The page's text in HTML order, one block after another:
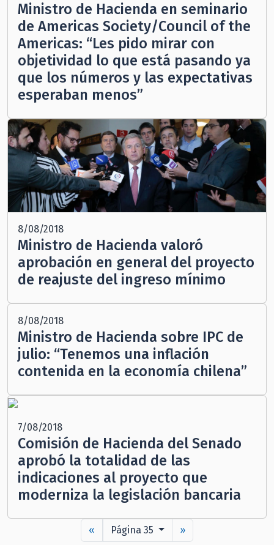
Ministro de Hacienda en seminario
de Americas Society/Council of the
Americas: “Les pido mirar con
objetividad lo que está pasando ya
que los números y las expectativas
esperaban menos”
8/08/2018
Ministro de Hacienda valoró
aprobación en general del proyecto
de reajuste del ingreso mínimo
8/08/2018
Ministro de Hacienda sobre IPC de
julio: “Tenemos una inflación
contenida en la economía chilena”
7/08/2018
Comisión de Hacienda del Senado
aprobó la totalidad de las
indicaciones al proyecto que
moderniza la legislación bancaria
« Página 35 »